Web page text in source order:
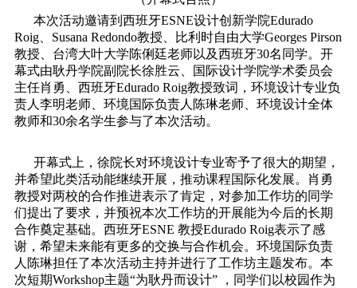
本次活动邀请到西班牙ESNE设计创新学院Edurado
Roig、Susana Redondo教授、比利时自由大学Georges Pirson
教授、台湾大叶大学陈俐廷老师以及西班牙30名同学。开
幕式由耿丹学院副院长徐胜云、国际设计学院学术委员会
主任肖勇、西班牙Edurado Roig教授致词，环境设计专业负
责人李明老师、环境国际负责人陈琳老师、环境设计全体
教师和30余名学生参与了本次活动。
开幕式上，徐院长对环境设计专业寄予了很大的期望，
并希望此类活动能继续开展，推动课程国际化发展。肖勇
教授对两校的合作推进表示了肯定，对参加工作坊的同学
们提出了要求，并预祝本次工作坊的开展能为今后的长期
合作奠定基础。西班牙ESNE 教授Edurado Roig表示了感
谢，希望未来能有更多的交换与合作机会。环境国际负责
人陈琳担任了本次活动主持并进行了工作坊主题发布。本
次短期Workshop主题“为耿丹而设计” ，同学们以校园作为